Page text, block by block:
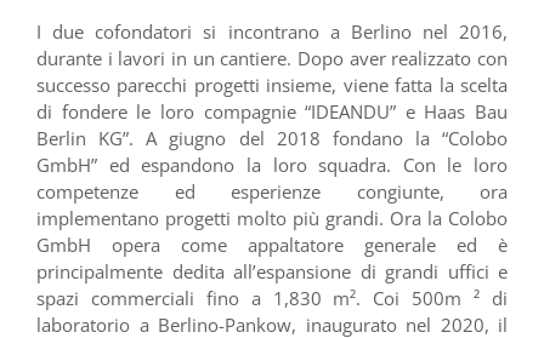
I due cofondatori si incontrano a Berlino nel 2016,
durante i lavori in un cantiere. Dopo aver realizzato con
successo parecchi progetti insieme, viene fatta la scelta
di fondere le loro compagnie “IDEANDU” e Haas Bau
Berlin KG”. A giugno del 2018 fondano la “Colobo
GmbH” ed espandono la loro squadra. Con le loro
competenze ed esperienze congiunte, ora
implementano progetti molto più grandi. Ora la Colobo
GmbH opera come appaltatore generale ed è
principalmente dedita all’espansione di grandi uffici e
spazi commerciali fino a 1,830 m². Coi 500m ² di
laboratorio a Berlino-Pankow, inaugurato nel 2020, il